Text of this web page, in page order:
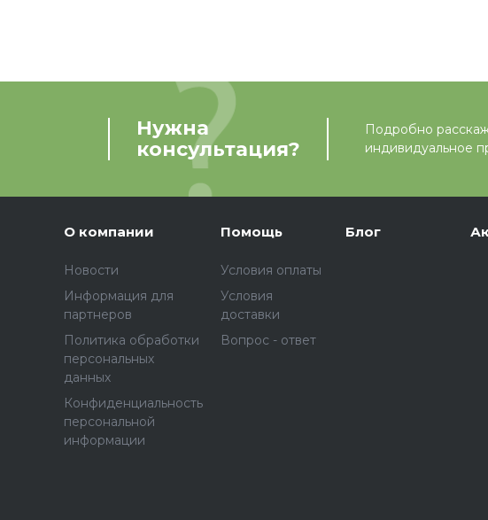
Нужна
консультация?
Подробно
индивидуальное
О компании
Новости
Информация для
партнеров
Политика обработки
персональных
данных
Конфиденциальность
персональной
информации
Помощь
Условия оплаты
Условия
доставки
Вопрос - ответ
Блог